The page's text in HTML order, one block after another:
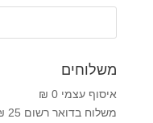
משלוחים
איסוף עצמי 0 ₪
משלוח בדואר רשום 25 ₪